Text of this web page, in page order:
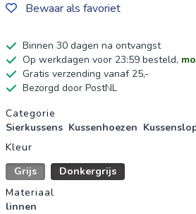
Bewaar als favoriet
Binnen 30 dagen na ontvangst
Op werkdagen voor 23:59 besteld,
Gratis verzending vanaf 25,-
Bezorgd door PostNL
Productgegevens
Categorie
Sierkussens Kussenhoezen
Kleur
Grijs
Donkergrijs
Materiaal
linnen